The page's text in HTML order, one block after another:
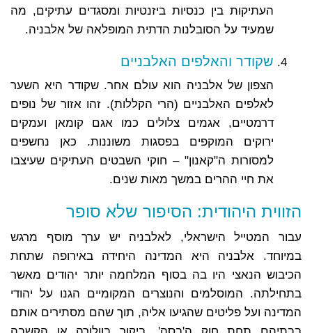
העתיקות בין כנסיות ביזנטיות ומסגדים עתיקים, מה
שמעיד על הסובלנות הדתית המופלאה של אלבניה.
שקודר והאלפים האלבניים
הצפון של אלבניה הוא עולם אחר. שקודר היא השער
לאלפים האלבניים (הרי הקללות). זהו אזור של נופים
דרמטיים, אגמים צלולים כמו אגם קומאן ועמקים
ירוקים המוקפים בפסגות משוננות. כאן נחשפים
למסורות ה"קאנון" – חוקי השבטים העתיקים שעיצבו
את חיי ההרים במשך מאות שנים.
הזווית היהודית: הסיפור שלא סופר
עבור המטייל הישראלי, לאלבניה יש ערך מוסף מרגש
במיוחד. אלבניה היא המדינה היחידה באירופה שתחת
הכיבוש הנאצי היו בה בסוף המלחמה יותר יהודים מאשר
בתחילתה. המוסלמים והנוצרים המקומיים הגנו על יהודי
המדינה ועל פליטים שהגיעו אליה, תוך שהם מסתירים אותם